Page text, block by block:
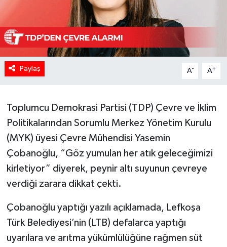
Paylaş A- A+
Toplumcu Demokrasi Partisi (TDP) Çevre ve İklim
Politikalarından Sorumlu Merkez Yönetim Kurulu
(MYK) üyesi Çevre Mühendisi Yasemin
Çobanoğlu, “Göz yumulan her atık geleceğimizi
kirletiyor” diyerek, peynir altı suyunun çevreye
verdiği zarara dikkat çekti.
Çobanoğlu yaptığı yazılı açıklamada, Lefkoşa
Türk Belediyesi’nin (LTB) defalarca yaptığı
uyarılara ve arıtma yükümlülüğüne rağmen süt